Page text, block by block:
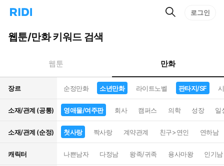
리
홈
으
턴
트
검
로그인
웹툰/만화 키워드 검색
웹툰 만화
장르 순정만화 소년만화 라이트노벨 판타지/SF
소재/관계 (공통) 영애물/여주판 회사 캠퍼스 의학 성장 일
소재/관계 (순정) 첫사랑 짝사랑 계약관계 친구>연인 연하남
캐릭터 나쁜남자 다정남 왕족/귀족 용사마왕 인기남